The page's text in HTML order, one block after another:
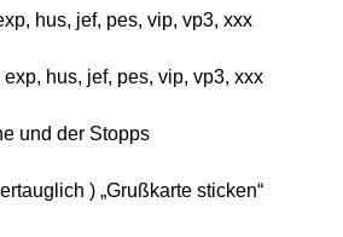
hus, jef, pes, vip, vp3, xxx
hus, jef, pes, vip, vp3, xxx
und der Stopps
) „Grußkarte sticken“